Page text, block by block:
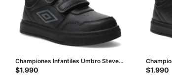
Championes Infantiles Umbro Steve
Junior - Negro
$1.990
Junior -
$1.990